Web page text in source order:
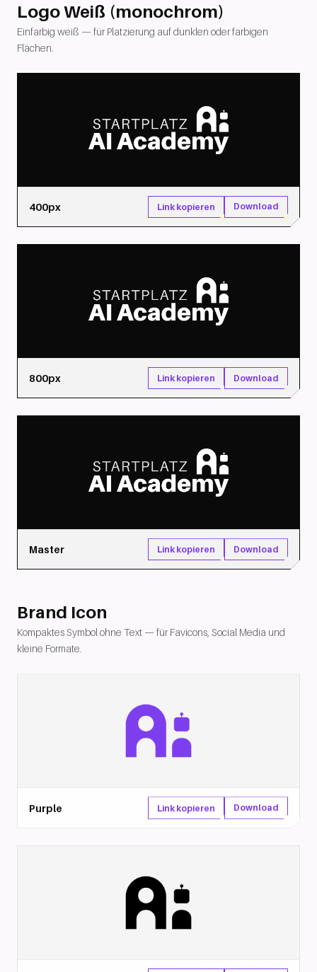
Logo Weiß (monochrom)
Einfarbig weiß — für Platzierung auf dunklen oder farbigen
Flächen.
400px Link kopieren Download
800px Link kopieren Download
Master Link kopieren Download
Brand Icon
Kompaktes Symbol ohne Text — für Favicons, Social Media und
kleine Formate.
Purple Link kopieren Download